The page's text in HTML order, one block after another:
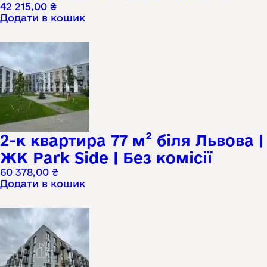
42 215,00 ₴
Додати в кошик
2-к квартира 77 м² біля Львова |
ЖК Park Side | Без комісії
60 378,00 ₴
Додати в кошик